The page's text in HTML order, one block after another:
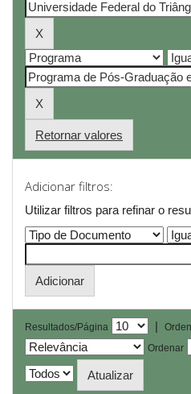
Retornar valores
Adicionar filtros:
Utilizar filtros para refinar o
Resultados/Página |
Ordenar